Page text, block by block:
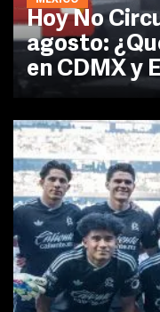
Hoy No
agosto:
en CDMX y